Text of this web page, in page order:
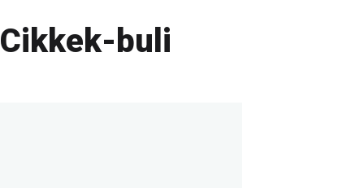
Cikkek-buli